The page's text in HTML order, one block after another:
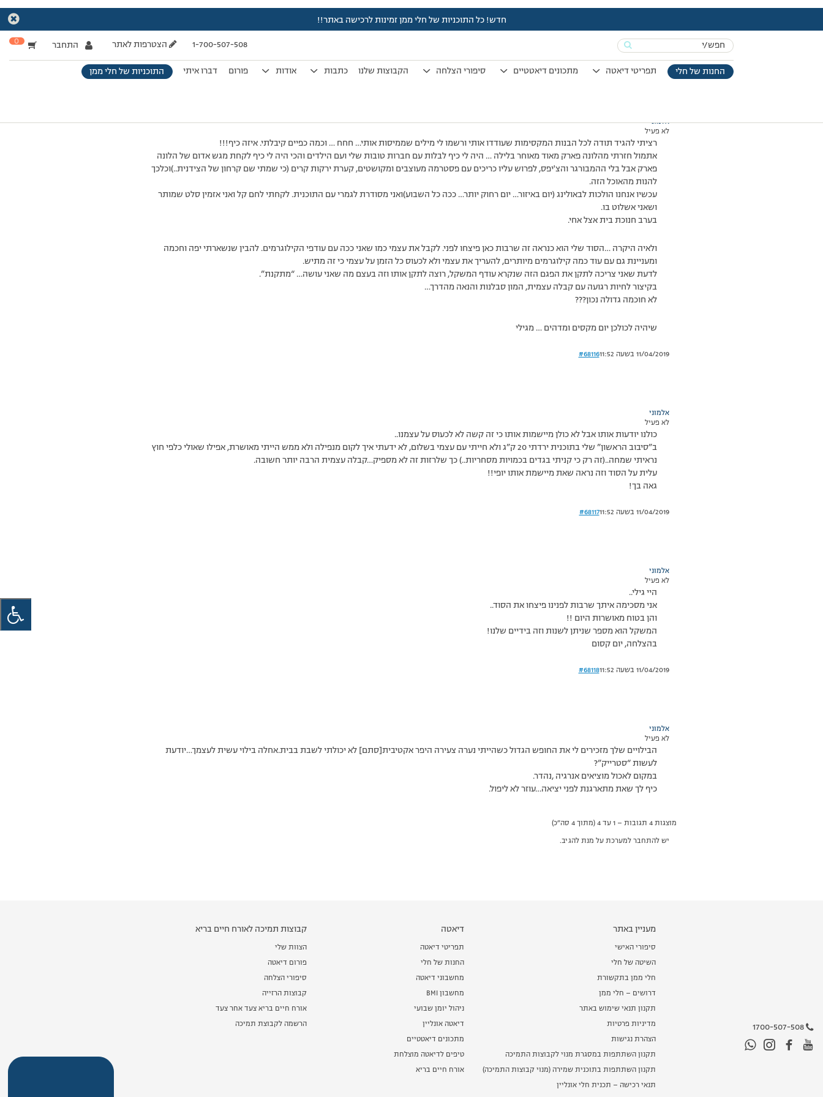
חדש! כל התוכניות של חלי ממן זמינות לרכישה באתר!!
Search
for:
1-700-507-508 הצטרפות לאתר התחבר 0
החנות של חלי תפריטי דיאטה מתכונים דיאטטיים סיפורי הצלחה הקבוצות שלנו כתבות אודות פורום דברו איתי התוכניות של חלי ממן
עמוד הבית>דיונים>פורום>הדפים כאן עוברים בקצב מסחרר אז….
מוצגות 4 תגובות – 1 עד 4 (מתוך 4 סה״כ)
12/08/2008 בשעה 11:37
#68115
אלמוני
לא פעיל
רציתי להגיד תודה לכל הבנות המקסימות שעודדו אותי ורשמו לי מילים שממיסות אותי… חחח … וכמה כפיים קיבלתי. איזה כיף!!!
אתמול חזרתי מהלונה פארק מאוד מאוחר בלילה … היה לי כיף לבלות עם חברות טובות שלי ועם הילדים והכי היה לי כיף לקחת מגש אדום של הלונה
פארק אבל בלי ההמבורגר והצ'יפס, לפרוש עליו כריכים עם פסטרמה מעוצבים ומקושטים, קערת ירקות קרים (כי שמתי שם קרחון של הצידנית..)וכלכך
להנות מהאוכל הזה.
עכשיו אנחנו הולכות לבאולינג (יום באיזור… יום רחוק יותר… ככה כל השבוע)ואני מסודרת לגמרי עם התוכנית. לקחתי לחם קל ואני אזמין סלט שמותר
ושאני אשלוט בו.
בערב חנוכת בית אצל אחי.
ולאיה היקרה …הסוד שלי הוא כנראה זה שרבות כאן פיצחו לפני. לקבל את עצמי כמו שאני ככה עם עודפי הקילוגרמים. להבין שנשארתי יפה וחכמה
ומעניינת גם עם עוד כמה קילוגרמים מיותרים, להעריך את עצמי ולא לכעוס כל הזמן על עצמי כי זה מתיש.
לדעת שאני צריכה לתקן את הפגם הזה שנקרא עודף המשקל, רוצה לתקן אותו וזה בעצם מה שאני עושה… “מתקנת”.
בקיצור לחיות רגועה עם קבלה עצמית, המון סבלנות והנאה מהדרך…
לא חוכמה גדולה נכון???
שיהיה לכולכן יום מקסים ומדהים … מגילי
11/04/2019 בשעה 11:52 #68116
אלמוני
לא פעיל
כולנו יודעות אותו אבל לא כולן מיישמות אותו כי זה קשה לא לכעוס על עצמנו..
ב”סיבוב הראשון” שלי בתוכנית ירדתי 20 ק”ג ולא חייתי עם עצמי בשלום, לא ידעתי איך לקום מנפילה ולא ממש הייתי מאושרת, אפילו שאולי כלפי חוץ
נראיתי שמחה..(זה רק כי קניתי בגדים בכמויות מסחריות..) כך שלרזות זה לא מספיק…קבלה עצמית הרבה יותר חשובה.
עלית על הסוד וזה נראה שאת מיישמת אותו יופי!!
גאה בך!
11/04/2019 בשעה 11:52 #68117
אלמוני
לא פעיל
היי גילי..
אני מסכימה איתך שרבות לפנינו פיצחו את הסוד..
והן בטוח מאושרות היום !!
המשקל הוא מספר שניתן לשנות וזה בידיים שלנו!
בהצלחה, יום קסום
11/04/2019 בשעה 11:52 #68118
אלמוני
לא פעיל
הבילויים שלך מזכירים לי את החופש הגדול כשהייתי נערה צעירה היפר אקטיבית[סתם] לא יכולתי לשבת בבית.אחלה בילוי עשית לעצמך…יודעת
לעשות “סטרייק”?
במקום לאכול מוציאים אנרגיה ,נהדר.
כיף לך שאת מתארגנת לפני יציאה…עוזר לא ליפול.
מוצגות 4 תגובות – 1 עד 4 (מתוך 4 סה״כ)
יש להתחבר למערכת על מנת להגיב.
1700-507-508
מעניין באתר
סיפורי האישי
השיטה של חלי
חלי ממן בתקשורת
דרושים – חלי ממן
תקנון תנאי שימוש באתר
מדיניות פרטיות
הצהרת נגישות
תקנון השתתפות במסגרת מנוי לקבוצות התמיכה
תקנון השתתפות בתוכנית שמירה (מנוי קבוצות התמיכה)
תנאי רכישה – תכנית חלי אונליין
דיאטה
תפריטי דיאטה
החנות של חלי
מחשבוני דיאטה
מחשבון BMI
ניהול יומן שבועי
דיאטה אונליין
מתכונים דיאטטיים
טיפים לדיאטה מוצלחת
אורח חיים בריא
קבוצות תמיכה לאורח חיים בריא
הצוות שלי
פורום דיאטה
סיפורי הצלחה
קבוצות הרזייה
אורח חיים בריא צעד אחר צעד
הרשמה לקבוצת תמיכה